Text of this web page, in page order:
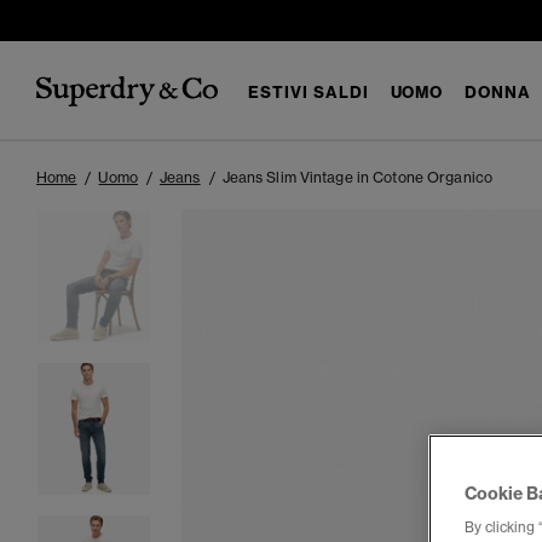
ESTIVI SALDI UOMO DONNA
Home Uomo Jeans Jeans Slim Vintage in Cotone Organico
Cookie
By clicking